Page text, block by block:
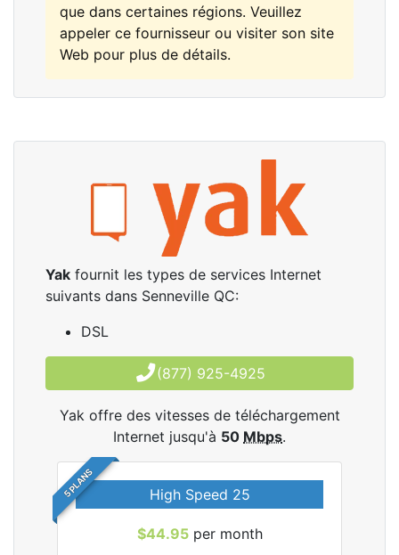
que dans certaines régions. Veuillez
appeler ce fournisseur ou visiter son site
Web pour plus de détails.
Yak fournit les types de services Internet
suivants dans Senneville QC:
DSL
(877) 925-4925
Yak offre des vitesses de téléchargement
Internet jusqu'à 50 Mbps.
5 PLANS High Speed 25
$44.95per month